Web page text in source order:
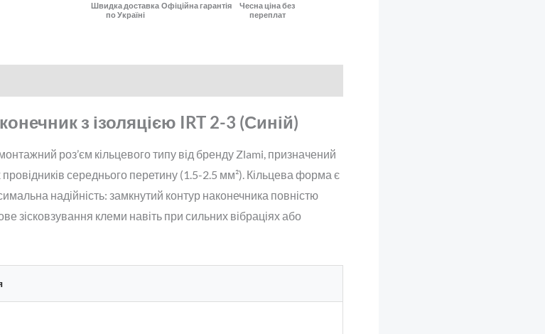
Швидка доставка
по Україні
Офіційна гарантія
Чесна ціна без
переплат
з ізоляцією IRT 2-3 (Синій)
роз’єм кільцевого типу від бренду Zlami, призначений
середнього перетину (1.5-2.5 мм²). Кільцева форма є
надійність: замкнутий контур наконечника повністю
зісковзування клеми навіть при сильних вібраціях або